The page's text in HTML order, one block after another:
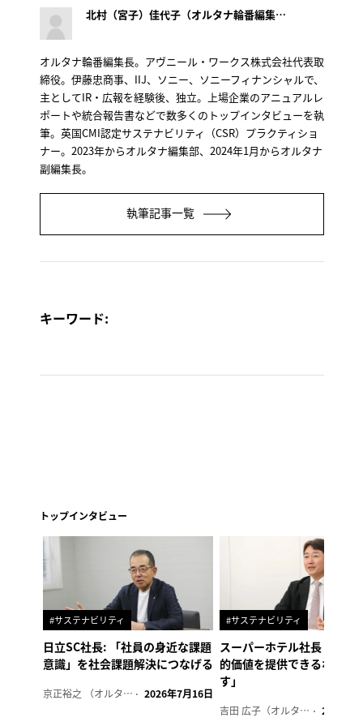
北村（宮子）佳代子（オルタナ輪番編集長）
オルタナ輪番編集長。アヴニール・ワークス株式会社代表取
締役。伊藤忠商事、IIJ、ソニー、ソニーフィナンシャルで、
主としてIR・広報を経験後、独立。上場企業のアニュアルレ
ポートや統合報告書などで数多くのトップインタビューを執
筆。英国CMI認定サステナビリティ（CSR）プラクティショ
ナー。2023年からオルタナ編集部、2024年1月からオルタナ
副編集長。
執筆記事一覧
キーワード:
トップインタビュー
#サステナビリティ
日立SC社長: 「社員の身近な課題
意識」を社会課題解決につなげる
京正裕之 （オルタナ副編集長） 2026年7月16日
#サステナビリティ
スーパーホテル社長「地域
的価値を提供できるホテル
す」
吉田 広子（オルタナ輪番編集長） 2026年6